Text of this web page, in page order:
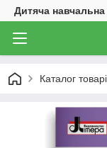
Дитяча
Каталог